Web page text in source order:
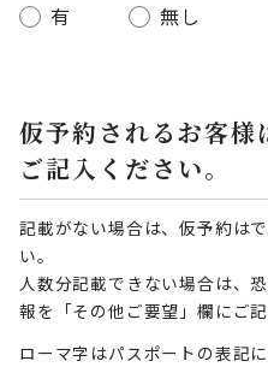
有 無し
仮予約されるお客様
ご記入ください。
記載がない場合は、仮予約は
い。
人数分記載できない場合は、
報を「その他ご要望」欄にご記
ローマ字はパスポートの表記